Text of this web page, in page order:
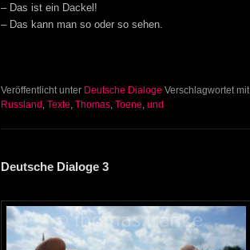
– Das ist ein Dackel!
– Das kann man so oder so sehen.
Veröffentlicht unter Deutsche Dialoge Verschlagwortet mit
Russland , Texte, Thomas, Toene, und
Deutsche Dialoge 3